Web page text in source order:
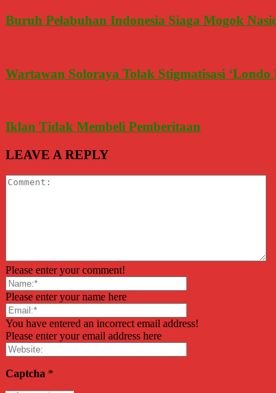
Buruh Pelabuhan Indonesia Siaga Mogok
Wartawan Soloraya Tolak Stigmatisasi
Iklan Tidak Membeli Pemberitaan
LEAVE A REPLY
Please enter your comment!
Please enter your name here
You have entered an incorrect email address!
Please enter your email address here
Captcha *